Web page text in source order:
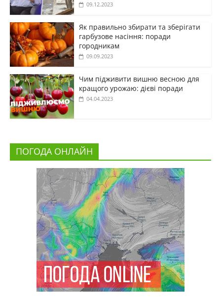
09.12.2023
Як правильно збирати та зберігати
гарбузове насіння: поради
городникам
09.09.2023
Чим підживити вишню весною для
кращого урожаю: дієві поради
04.04.2023
ПОГОДА ОНЛАЙН